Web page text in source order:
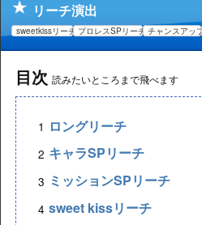
リーチ演出
sweetkissリーチ プロレスSPリーチ チャンスアップ
目次 読みたいところまで飛べます
ロングリーチ
キャラSPリーチ
ミッションSPリーチ
sweet kissリーチ